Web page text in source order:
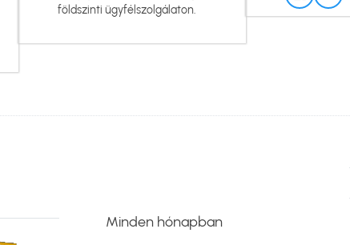
földszinti ügyfélszolgálaton.
Minden hónapban